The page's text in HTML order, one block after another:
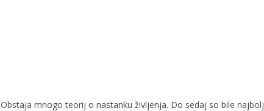
Obstaja mnogo teorij o nastanku življenja. Do sedaj so bile najbolj